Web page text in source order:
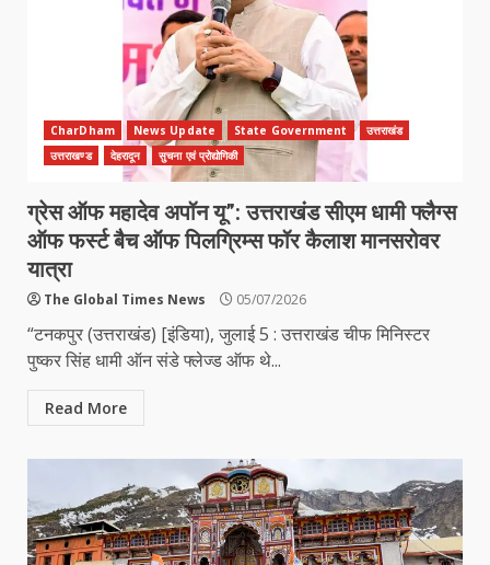
CharDham News Update State Government
उत्तराखंड
उत्तराखण्ड
देहरादून सुचना एवं प्रोद्योगिकी
ग्रेस ऑफ महादेव अपॉन यू”: उत्तराखंड सीएम धामी फ्लैग्स
ऑफ फर्स्ट बैच ऑफ पिलग्रिम्स फॉर कैलाश मानसरोवर
यात्रा
The Global Times News 05/07/2026
“टनकपुर (उत्तराखंड) [इंडिया), जुलाई 5 : उत्तराखंड चीफ मिनिस्टर
पुष्कर सिंह धामी ऑन संडे फ्लेज्ड ऑफ थे...
Read More